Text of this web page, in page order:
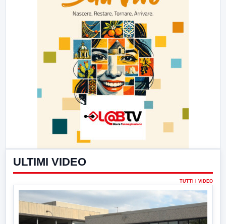
ULTIMI VIDEO
TUTTI I VIDEO